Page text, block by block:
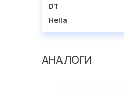
DT
Hella
АНАЛОГИ